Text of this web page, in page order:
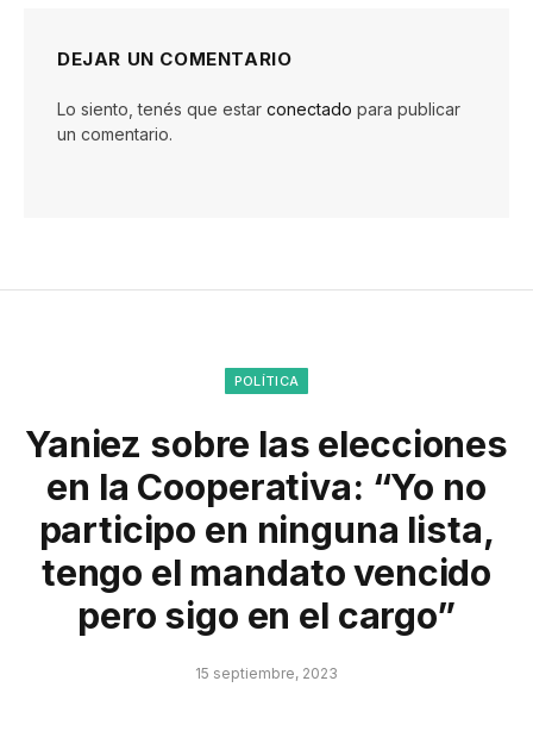
DEJAR UN COMENTARIO
Lo siento, tenés que estar conectado para publicar
un comentario.
POLÍTICA
Yaniez sobre las elecciones
en la Cooperativa: “Yo no
participo en ninguna lista,
tengo el mandato vencido
pero sigo en el cargo”
15 septiembre, 2023